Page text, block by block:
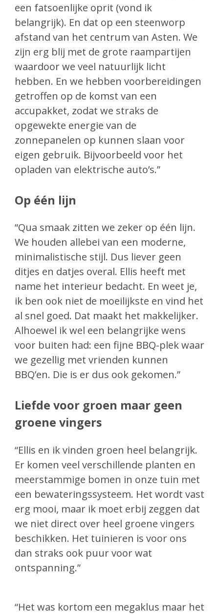
een fatsoenlijke oprit (vond ik
belangrijk). En dat op een steenworp
afstand van het centrum van Asten. We
zijn erg blij met de grote raampartijen
waardoor we veel natuurlijk licht
hebben. En we hebben voorbereidingen
getroffen op de komst van een
accupakket, zodat we straks de
opgewekte energie van de
zonnepanelen op kunnen slaan voor
eigen gebruik. Bijvoorbeeld voor het
opladen van elektrische auto’s.”
Op één lijn
“Qua smaak zitten we zeker op één lijn.
We houden allebei van een moderne,
minimalistische stijl. Dus liever geen
ditjes en datjes overal. Ellis heeft met
name het interieur bedacht. En weet je,
ik ben ook niet de moeilijkste en vind het
al snel goed. Dat maakt het makkelijker.
Alhoewel ik wel een belangrijke wens
voor buiten had: een fijne BBQ-plek waar
we gezellig met vrienden kunnen
BBQ’en. Die is er dus ook gekomen.”
Liefde voor groen maar geen
groene vingers
“Ellis en ik vinden groen heel belangrijk.
Er komen veel verschillende planten en
meerstammige bomen in onze tuin met
een bewateringssysteem. Het wordt vast
erg mooi, maar ik moet erbij zeggen dat
we niet direct over heel groene vingers
beschikken. Het tuinieren is voor ons
dan straks ook puur voor wat
ontspanning.”
“Het was kortom een megaklus maar het